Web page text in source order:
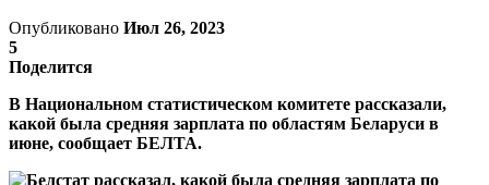
Опубликовано Июл 26, 2023
5
Поделится
В Национальном статистическом комитете рассказали,
какой была средняя зарплата по областям Беларуси в
июне, сообщает БЕЛТА.